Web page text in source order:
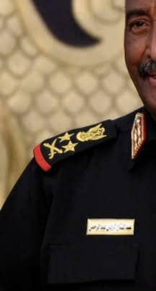
سد النهضة